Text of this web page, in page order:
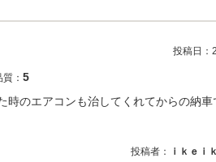
投稿日：
質： 5
時のエアコンも治してくれてからの納
投稿者： ｉｋｅｉ